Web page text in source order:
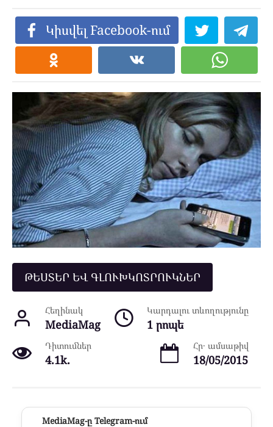
Կիսվել Facebook-ում
ԹԵՍՏԵՐ ԵՎ ԳԼՈՒԽԿՈՏՐՈՒԿՆԵՐ
Հեղինակ
MediaMag
Կարդալու տևողությունը
1 րոպե
Դիտումներ
4.1k.
Հր․ ամսաթիվ
18/05/2015
MediaMag-ը Telegram-ում